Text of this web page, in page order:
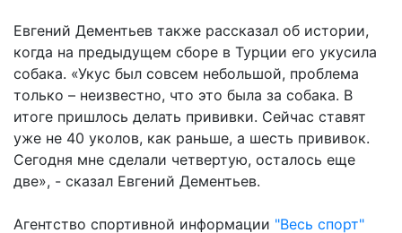
Евгений Дементьев также рассказал об истории,
когда на предыдущем сборе в Турции его укусила
собака. «Укус был совсем небольшой, проблема
только – неизвестно, что это была за собака. В
итоге пришлось делать прививки. Сейчас ставят
уже не 40 уколов, как раньше, а шесть прививок.
Сегодня мне сделали четвертую, осталось еще
две», - сказал Евгений Дементьев.
Агентство спортивной информации "Весь спорт"